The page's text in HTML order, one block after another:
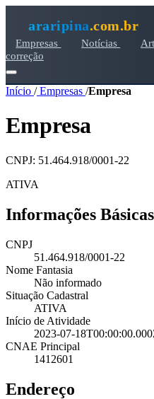
araripina.com.br
Empresas Notícias
correção
Início /Empresas /Empresa
Empresa
CNPJ: 51.464.918/0001-22
ATIVA
Informações Básicas
CNPJ
51.464.918/0001-22
Nome Fantasia
Não informado
Situação Cadastral
ATIVA
Início de Atividade
2023-07-
CNAE Principal
1412601
Endereço